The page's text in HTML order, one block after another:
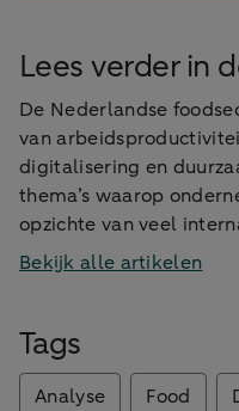
Lees verder in
De Nederlandse
van
digitalisering en
thema’s waarop
opzichte van veel
Bekijk alle artikelen
Tags
Analyse Food